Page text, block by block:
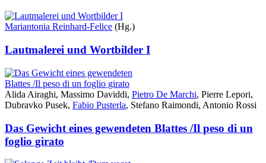
Mariantonia Reinhard-Felice (Hg.)
Lautmalerei und Wortbilder I
Alida Airaghi, Massimo Daviddi, Pietro De Marchi, Pierre Lepori,
Dubravko Pusek, Fabio Pusterla, Stefano Raimondi, Antonio Rossi
Das Gewicht eines gewendeten Blattes /Il peso di un
foglio girato